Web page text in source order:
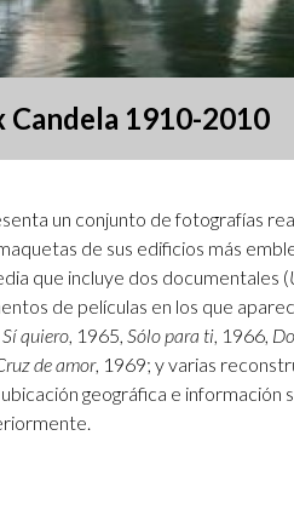
Candela 1910-2010
un conjunto de fotografías
de sus edificios más
que incluye dos documentales (
de películas en los que
Sí quiero , 1965, Sólo para ti , 1966,
de amor, 1969; y varias
geográfica e información